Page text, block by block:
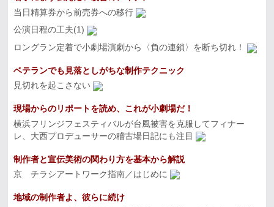
当日精算券から前売券への移行
公演日程の工夫(1)
ロングラン定着で小劇場演劇から〈負の連鎖〉を断ち切れ！
ベテランでも見落としがちな制作テクニック
見切れを起こさない
現場からのリポートを読め、これが小劇場だ！
横浜フリンジフェスティバルが台風被害を克服してフィナー
レ、大西プロデューサーの稽古場日記にも注目
制作者と宣伝美術の関わり方を基本から解説
京 チラシアートワーク指南／はじめに
地域の制作者よ、彼らに続け